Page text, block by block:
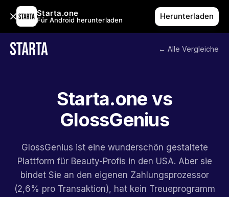
Starta.one
Für Android herunterladen Herunterladen
← Alle Vergleiche
Starta.one vs
GlossGenius
GlossGenius ist eine wunderschön gestaltete
Plattform für Beauty-Profis in den USA. Aber sie
bindet Sie an den eigenen Zahlungsprozessor
(2,6% pro Transaktion), hat kein Treueprogramm